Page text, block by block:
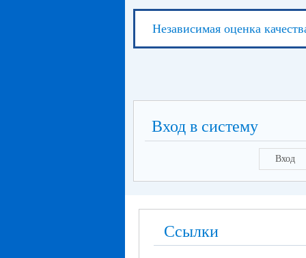
Независимая оценка
Вход в систему
Вход
Ссылки